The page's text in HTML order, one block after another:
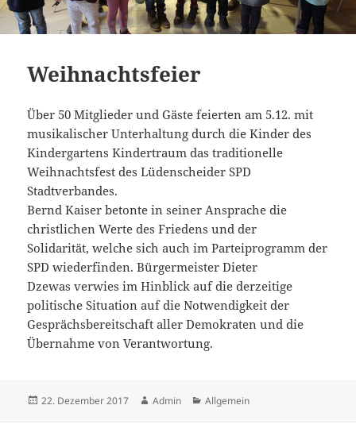
Weihnachtsfeier
Über 50 Mitglieder und Gäste feierten am 5.12. mit
musikalischer Unterhaltung durch die Kinder des
Kindergartens Kindertraum das traditionelle
Weihnachtsfest des Lüdenscheider SPD
Stadtverbandes.
Bernd Kaiser betonte in seiner Ansprache die
christlichen Werte des Friedens und der
Solidarität, welche sich auch im Parteiprogramm der
SPD wiederfinden. Bürgermeister Dieter
Dzewas verwies im Hinblick auf die derzeitige
politische Situation auf die Notwendigkeit der
Gesprächsbereitschaft aller Demokraten und die
Übernahme von Verantwortung.
Veröffentlicht
22. Dezember 2017 Autor
Admin Kategorien
Allgemein